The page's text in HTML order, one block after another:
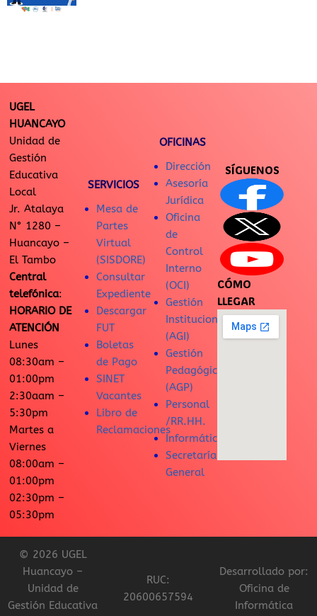
UGEL
HUANCAYO
Unidad de
Gestión
Educativa
Local
Jr. Atalaya
N° 1280 –
Huancayo –
El Tambo
Central
telefónica:
HORARIO DE
ATENCIÓN
Lunes
08:30am –
01:00pm
2:30aam –
5:30pm
Martes a
Viernes
08:00am –
01:00pm
02:30pm –
05:30pm
SERVICIOS
Mesa de
Partes
Virtual
(SISDORE)
Consultar
Expediente
Descargar
FUT
Boletas
de Pago
SINET
Vacantes
Libro de
Reclamaciones
OFICINAS
Dirección
Asesoría
Jurídica
Oficina
de
Control
Interno
(OCI)
Gestión
Institucional
(AGI)
Gestión
Pedagógica
(AGP)
Personal
/RR.HH.
Informática
Secretaría
General
SÍGUENOS
CÓMO
LLEGAR
© 2026 UGEL
Huancayo –
Unidad de
Gestión Educativa
RUC:
20600657594
Desarrollado por:
Oficina de
Informática